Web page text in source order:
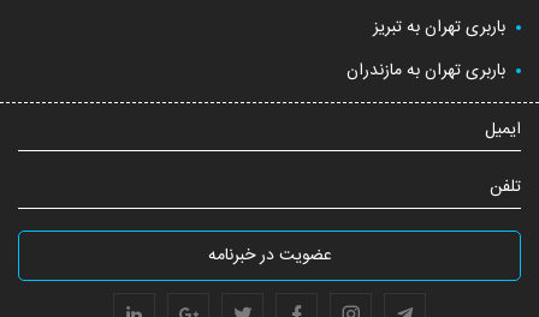
باربری تهران به تبریز
باربری تهران به مازندران
ایمیل
تلفن
عضویت در خبرنامه